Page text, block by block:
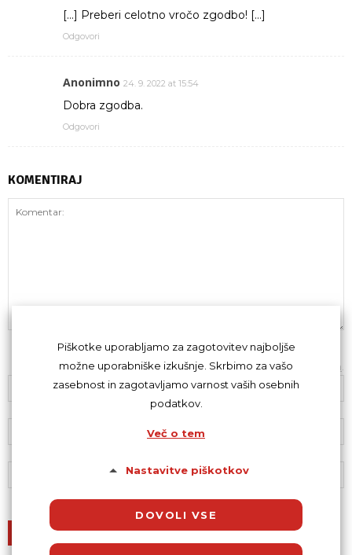
[…] Preberi celotno vročo zgodbo! […]
Odgovori
Anonimno 24. 9. 2022 at 15:54
Dobra zgodba.
Odgovori
KOMENTIRAJ
Z oddajo komentarja se strinjaš skodeksom komentiranja.
Piškotke uporabljamo za zagotovitev najboljše
možne uporabniške izkušnje. Skrbimo za vašo
zasebnost in zagotavljamo varnost vaših osebnih
podatkov.
Več o tem
Nastavitve piškotkov
DOVOLI VSE